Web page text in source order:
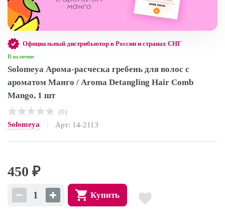
Официальный дистрибьютор в России и странах СНГ
В наличии
Solomeya Арома-расческа гребень для волос с
ароматом Манго / Aroma Detangling Hair Comb
Mango, 1 шт
(0)
Solomeya
Арт: 14-2113
450 ₽
Купить